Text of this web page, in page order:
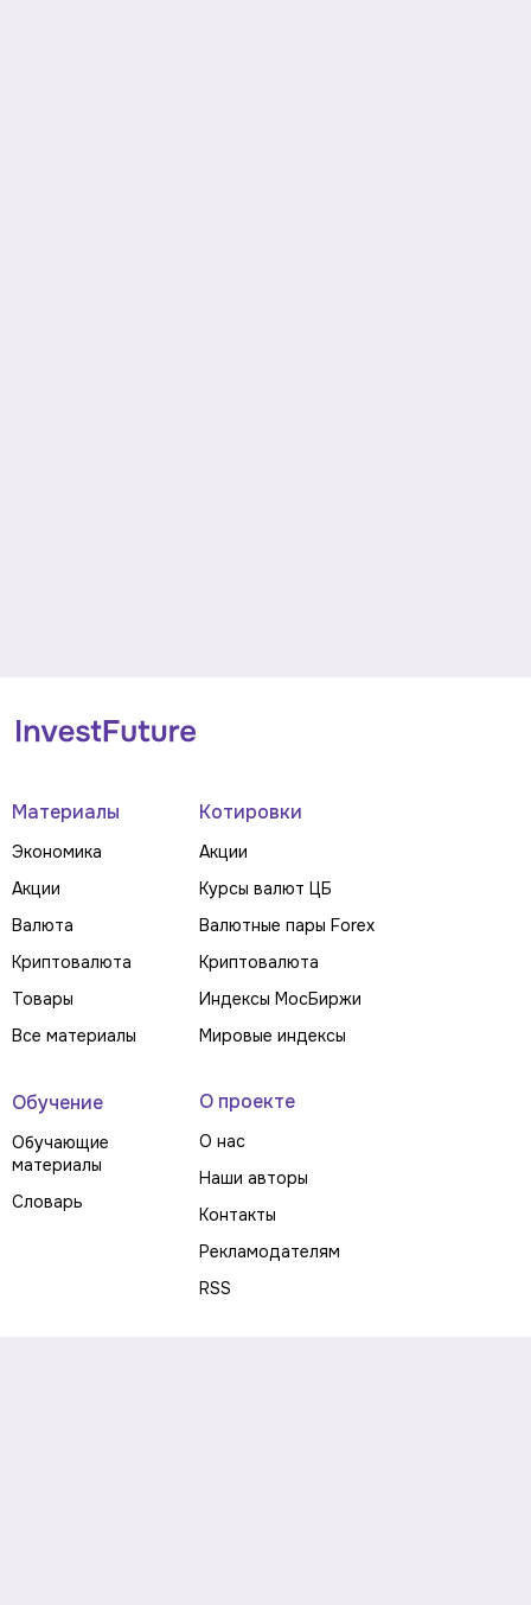
Материалы
Экономика
Акции
Валюта
Криптовалюта
Товары
Все материалы
Котировки
Акции
Курсы валют ЦБ
Валютные пары Forex
Криптовалюта
Индексы МосБиржи
Мировые индексы
Обучение
Обучающие
материалы
Словарь
О проекте
О нас
Наши авторы
Контакты
Рекламодателям
RSS